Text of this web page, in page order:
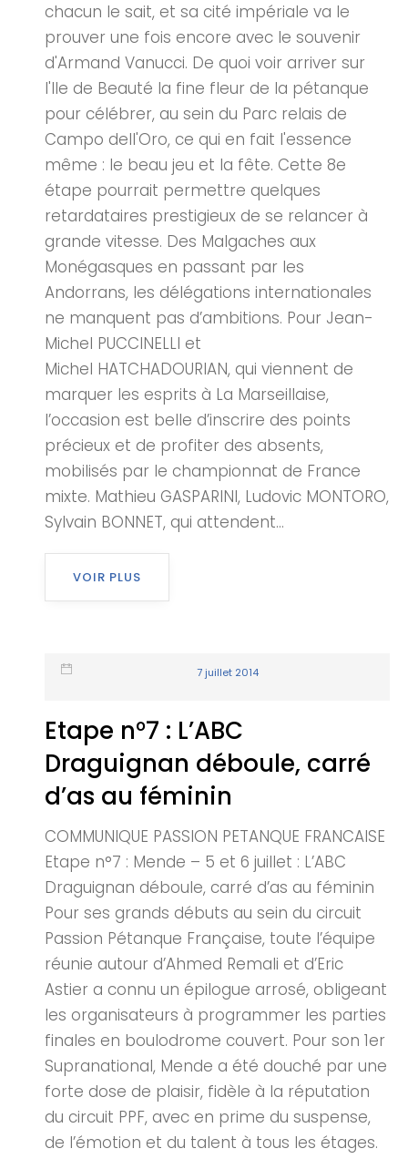
chacun le sait, et sa cité impériale va le
prouver une fois encore avec le souvenir
d'Armand Vanucci. De quoi voir arriver sur
l'Ile de Beauté la fine fleur de la pétanque
pour célébrer, au sein du Parc relais de
Campo dell'Oro, ce qui en fait l'essence
même : le beau jeu et la fête. Cette 8e
étape pourrait permettre quelques
retardataires prestigieux de se relancer à
grande vitesse. Des Malgaches aux
Monégasques en passant par les
Andorrans, les délégations internationales
ne manquent pas d’ambitions. Pour Jean-
Michel PUCCINELLI et
Michel HATCHADOURIAN, qui viennent de
marquer les esprits à La Marseillaise,
l’occasion est belle d’inscrire des points
précieux et de profiter des absents,
mobilisés par le championnat de France
mixte. Mathieu GASPARINI, Ludovic MONTORO,
Sylvain BONNET, qui attendent...
VOIR PLUS
7 juillet 2014
Etape n°7 : L’ABC
Draguignan déboule, carré
d’as au féminin
COMMUNIQUE PASSION PETANQUE FRANCAISE
Etape n°7 : Mende – 5 et 6 juillet : L’ABC
Draguignan déboule, carré d’as au féminin
Pour ses grands débuts au sein du circuit
Passion Pétanque Française, toute l’équipe
réunie autour d’Ahmed Remali et d’Eric
Astier a connu un épilogue arrosé, obligeant
les organisateurs à programmer les parties
finales en boulodrome couvert. Pour son 1er
Supranational, Mende a été douché par une
forte dose de plaisir, fidèle à la réputation
du circuit PPF, avec en prime du suspense,
de l’émotion et du talent à tous les étages.